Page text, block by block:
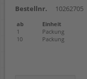
Bestellnr.
10262705
ab Einheit
1
Packung
10
Packung